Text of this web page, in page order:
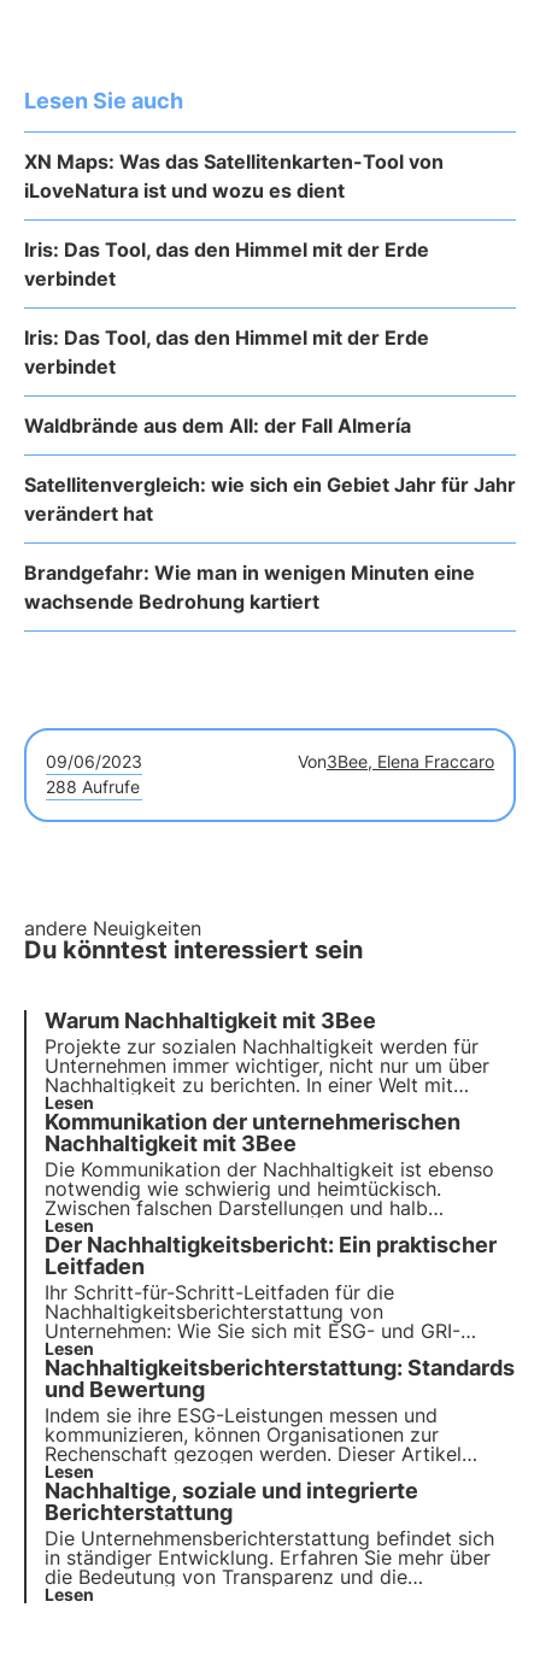
Lesen Sie auch
XN Maps: Was das Satellitenkarten-Tool von
iLoveNatura ist und wozu es dient
Iris: Das Tool, das den Himmel mit der Erde
verbindet
Iris: Das Tool, das den Himmel mit der Erde
verbindet
Waldbrände aus dem All: der Fall Almería
Satellitenvergleich: wie sich ein Gebiet Jahr für Jahr
verändert hat
Brandgefahr: Wie man in wenigen Minuten eine
wachsende Bedrohung kartiert
09/06/2023 Von3Bee, Elena Fraccaro
288 Aufrufe
andere Neuigkeiten
Du könntest interessiert sein
Warum Nachhaltigkeit mit 3Bee
Projekte zur sozialen Nachhaltigkeit werden für
Unternehmen immer wichtiger, nicht nur um über
Nachhaltigkeit zu berichten. In einer Welt mit
begrenzten Ressourcen und starken Ungleichheiten
fordern immer mehr Akteure die Unternehmen auf,
sich aktiv zu engagieren.
Lesen
Kommunikation der unternehmerischen
Nachhaltigkeit mit 3Bee
Die Kommunikation der Nachhaltigkeit ist ebenso
notwendig wie schwierig und heimtückisch.
Zwischen falschen Darstellungen und halb
deklarierten Informationen haben die Unternehmen
Mühe,einen nachhaltigen Rufaufzubauen. Dies
trägt nicht zu dem Wandel bei, den wir erwarten
und brauchen.
Lesen
Der Nachhaltigkeitsbericht: Ein praktischer
Leitfaden
Ihr Schritt-für-Schritt-Leitfaden für die
Nachhaltigkeitsberichterstattung von
Unternehmen: Wie Sie sich mit ESG- und GRI-
Standards und erfolgreichen Strategien für eine
grünere, verantwortungsvollere Zukunft
zurechtfinden. Wählen Sie 3Bee für Ihren
Nachhaltigkeitsbericht.
Lesen
Nachhaltigkeitsberichterstattung: Standards
und Bewertung
Indem sie ihre ESG-Leistungen messen und
kommunizieren, können Organisationen zur
Rechenschaft gezogen werden. Dieser Artikel
beleuchtet die Rolle von
authentische Bewertungund zeigt, wie die Projekte
von 3Bee mit den globalen Nachhaltigkeitszielen in
Einklang stehen.
Lesen
Nachhaltige, soziale und integrierte
Berichterstattung
Die Unternehmensberichterstattung befindet sich
in ständiger Entwicklung. Erfahren Sie mehr über
die Bedeutung von Transparenz und die
Unterschiede zwischen dem sozialen Bericht, dem
Lesen